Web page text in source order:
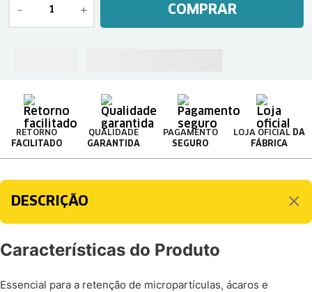
＋
－ COMPRAR
RETORNO
FACILITADO
QUALIDADE
GARANTIDA
PAGAMENTO
SEGURO
LOJA OFICIAL DA
FÁBRICA
DESCRIÇÃO
Características do Produto
Essencial para a retenção de micropartículas, ácaros e